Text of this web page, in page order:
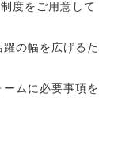
度をご用意して
の幅を広げるた
ムに必要事項を